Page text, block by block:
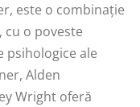
este o combinație
o poveste
psihologice ale
Alden
Wright oferă